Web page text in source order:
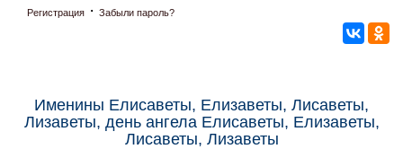
Регистрация · Забыли пароль?
Именины Елисаветы, Елизаветы, Лисаветы,
Лизаветы, день ангела Елисаветы, Елизаветы,
Лисаветы, Лизаветы